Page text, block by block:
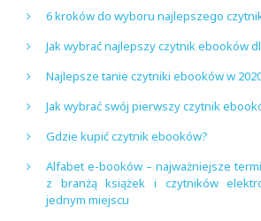
6 kroków do wyboru najlepszego
Jak wybrać najlepszy czytnik ebooków
Najlepsze tanie czytniki ebooków w
Jak wybrać swój pierwszy czytnik
Gdzie kupić czytnik ebooków?
Alfabet e-booków – najważniejsze
z branżą książek i czytników
jednym miejscu